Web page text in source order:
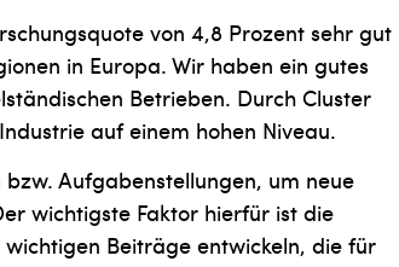
von 4,8 Prozent sehr gut
in Europa. Wir haben ein gutes
Betrieben. Durch Cluster
auf einem hohen Niveau.
Aufgabenstellungen, um neue
wichtigste Faktor hierfür ist die
Beiträge entwickeln, die für